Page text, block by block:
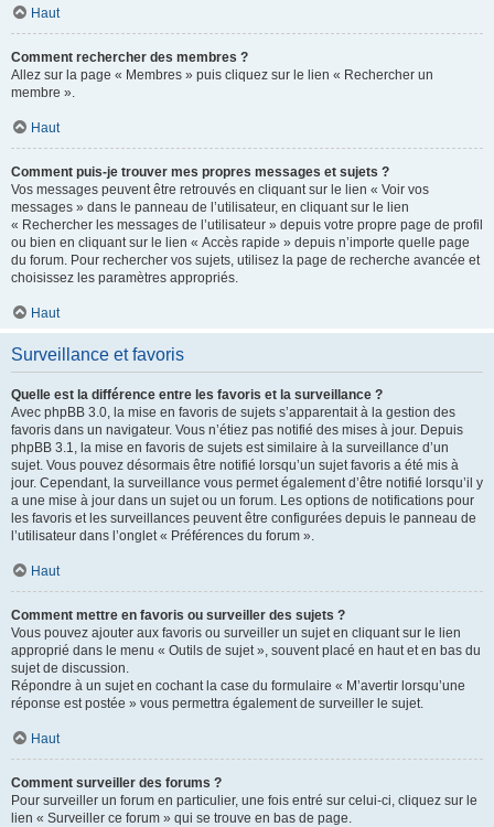
Haut
Comment rechercher des membres ?
Allez sur la page « Membres » puis cliquez sur le lien « Rechercher un
membre ».
Haut
Comment puis-je trouver mes propres messages et sujets ?
Vos messages peuvent être retrouvés en cliquant sur le lien « Voir vos
messages » dans le panneau de l’utilisateur, en cliquant sur le lien
« Rechercher les messages de l’utilisateur » depuis votre propre page de profil
ou bien en cliquant sur le lien « Accès rapide » depuis n’importe quelle page
du forum. Pour rechercher vos sujets, utilisez la page de recherche avancée et
choisissez les paramètres appropriés.
Haut
Surveillance et favoris
Quelle est la différence entre les favoris et la surveillance ?
Avec phpBB 3.0, la mise en favoris de sujets s’apparentait à la gestion des
favoris dans un navigateur. Vous n’étiez pas notifié des mises à jour. Depuis
phpBB 3.1, la mise en favoris de sujets est similaire à la surveillance d’un
sujet. Vous pouvez désormais être notifié lorsqu’un sujet favoris a été mis à
jour. Cependant, la surveillance vous permet également d’être notifié lorsqu’il y
a une mise à jour dans un sujet ou un forum. Les options de notifications pour
les favoris et les surveillances peuvent être configurées depuis le panneau de
l’utilisateur dans l’onglet « Préférences du forum ».
Haut
Comment mettre en favoris ou surveiller des sujets ?
Vous pouvez ajouter aux favoris ou surveiller un sujet en cliquant sur le lien
approprié dans le menu « Outils de sujet », souvent placé en haut et en bas du
sujet de discussion.
Répondre à un sujet en cochant la case du formulaire « M’avertir lorsqu’une
réponse est postée » vous permettra également de surveiller le sujet.
Haut
Comment surveiller des forums ?
Pour surveiller un forum en particulier, une fois entré sur celui-ci, cliquez sur le
lien « Surveiller ce forum » qui se trouve en bas de page.